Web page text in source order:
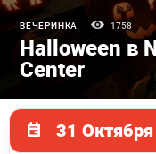
ВЕЧЕРИНКА 1758
Halloween в
Center
31 Октября